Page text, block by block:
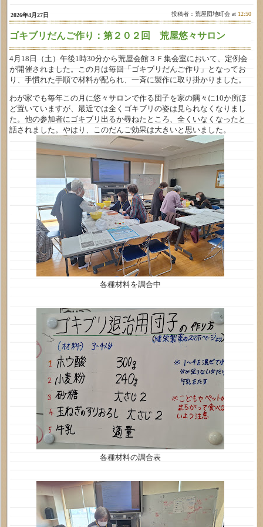
2026年4月27日 投稿者：荒屋団地町会 at 12:50
ゴキブリだんご作り：第２０２回 荒屋悠々サロン
4月18日（土）午後1時30分から荒屋会館３Ｆ集会室において、定例会
が開催されました。この月は毎回「ゴキブリだんご作り」となってお
り、手慣れた手順で材料が配られ、一斉に製作に取り掛かりました。
わが家でも毎年この月に悠々サロンで作る団子を家の隅々に10か所ほ
ど置いていますが、最近では全くゴキブリの姿は見られなくなりまし
た。他の参加者にゴキブリ出るか尋ねたところ、全くいなくなったと
話されました。やはり、このだんご効果は大きいと思いました。
各種材料を調合中
各種材料の調合表